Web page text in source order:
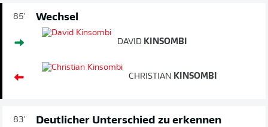
85' Wechsel
DAVID KINSOMBI
CHRISTIAN KINSOMBI
83' Deutlicher Unterschied zu erkennen